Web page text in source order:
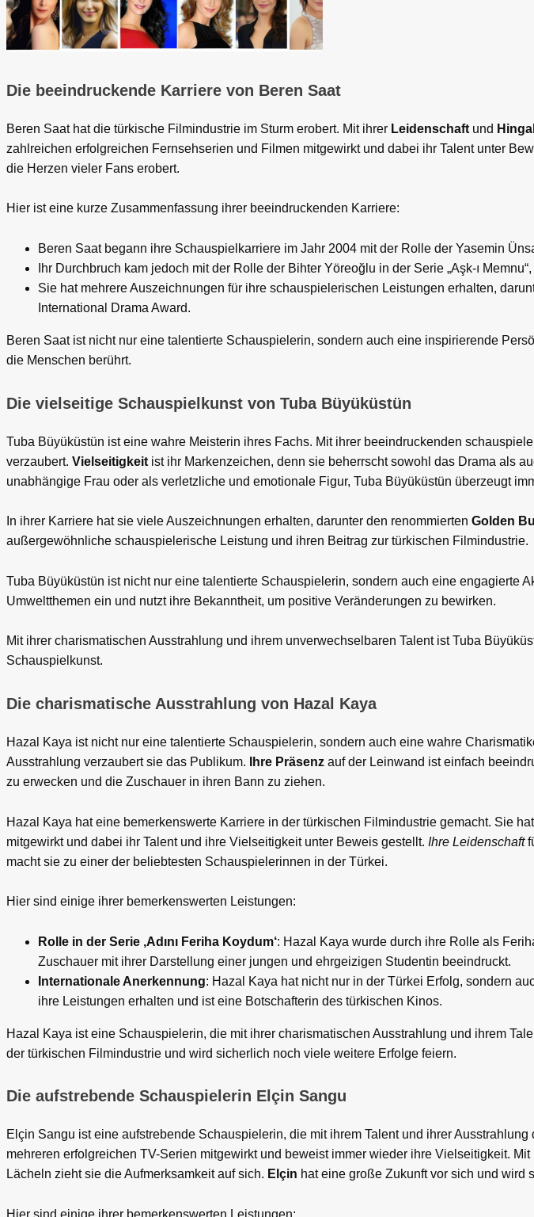
Die beeindruckende Karriere von Beren Saat
Beren Saat hat die türkische Filmindustrie im Sturm erobert. Mit ihrer Leidenschaft und
zahlreichen erfolgreichen Fernsehserien und Filmen mitgewirkt und dabei ihr Talent unter
die Herzen vieler Fans erobert.
Hier ist eine kurze Zusammenfassung ihrer beeindruckenden Karriere:
Beren Saat begann ihre Schauspielkarriere im Jahr 2004 mit der Rolle der Yasemin
Ihr Durchbruch kam jedoch mit der Rolle der Bihter Yöreoğlu in der Serie „Aşk-ı
Sie hat mehrere Auszeichnungen für ihre schauspielerischen Leistungen erhalten,
International Drama Award.
Beren Saat ist nicht nur eine talentierte Schauspielerin, sondern auch eine inspirierende
die Menschen berührt.
Die vielseitige Schauspielkunst von Tuba Büyüküstün
Tuba Büyüküstün ist eine wahre Meisterin ihres Fachs. Mit ihrer beeindruckenden
verzaubert. Vielseitigkeit ist ihr Markenzeichen, denn sie beherrscht sowohl das Drama als
unabhängige Frau oder als verletzliche und emotionale Figur, Tuba Büyüküstün überzeugt
In ihrer Karriere hat sie viele Auszeichnungen erhalten, darunter den renommierten Golden
außergewöhnliche schauspielerische Leistung und ihren Beitrag zur türkischen Filmindustrie.
Tuba Büyüküstün ist nicht nur eine talentierte Schauspielerin, sondern auch eine engagierte
Umweltthemen ein und nutzt ihre Bekanntheit, um positive Veränderungen zu bewirken.
Mit ihrer charismatischen Ausstrahlung und ihrem unverwechselbaren Talent ist Tuba
Schauspielkunst.
Die charismatische Ausstrahlung von Hazal Kaya
Hazal Kaya ist nicht nur eine talentierte Schauspielerin, sondern auch eine wahre
Ausstrahlung verzaubert sie das Publikum.
Ihre Präsenz auf der Leinwand ist einfach
zu erwecken und die Zuschauer in ihren Bann zu ziehen.
Hazal Kaya hat eine bemerkenswerte Karriere in der türkischen Filmindustrie gemacht. Sie
mitgewirkt und dabei ihr Talent und ihre Vielseitigkeit unter Beweis gestellt. Ihre Leidenschaft
macht sie zu einer der beliebtesten Schauspielerinnen in der Türkei.
Hier sind einige ihrer bemerkenswerten Leistungen:
Rolle in der Serie ‚Adını Feriha Koydum‘: Hazal Kaya wurde durch ihre Rolle als
Zuschauer mit ihrer Darstellung einer jungen und ehrgeizigen Studentin beeindruckt.
Internationale Anerkennung: Hazal Kaya hat nicht nur in der Türkei Erfolg, sondern
ihre Leistungen erhalten und ist eine Botschafterin des türkischen Kinos.
Hazal Kaya ist eine Schauspielerin, die mit ihrer charismatischen Ausstrahlung und ihrem
der türkischen Filmindustrie und wird sicherlich noch viele weitere Erfolge feiern.
Die aufstrebende Schauspielerin Elçin Sangu
Elçin Sangu ist eine aufstrebende Schauspielerin, die mit ihrem Talent und ihrer
mehreren erfolgreichen TV-Serien mitgewirkt und beweist immer wieder ihre Vielseitigkeit.
Lächeln zieht sie die Aufmerksamkeit auf sich. Elçin hat eine große Zukunft vor sich und wird
Hier sind einige ihrer bemerkenswerten Leistungen: